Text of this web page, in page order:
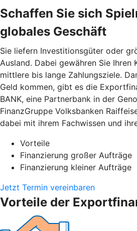
Schaffen Sie sich
globales Geschäft
Sie liefern Investitionsgüter oder
Ausland. Dabei gewähren Sie Ihren
mittlere bis lange Zahlungsziele.
Geld kommen, gibt es die
BANK, eine Partnerbank in der
FinanzGruppe Volksbanken
dabei mit ihrem Fachwissen und
Vorteile
Finanzierung großer Aufträge
Finanzierung kleiner Aufträge
Jetzt Termin vereinbaren
Vorteile der